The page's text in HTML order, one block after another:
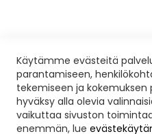
ELÄINKOULU VISIO
Yhteystiedot
Usein kysyttyä
Käytämme evästeitä
parantamiseen,
tekemiseen ja
hyväksy alla olevia
vaikuttaa sivuston
enemmän, lue